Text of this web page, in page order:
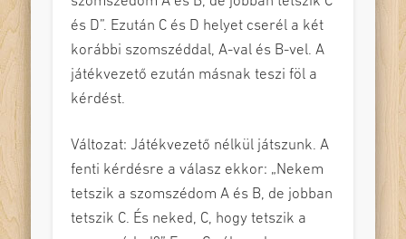
és D”. Ezután C és D helyet cserél a két
korábbi szomszéddal, A-val és B-vel. A
játékvezető ezután másnak teszi föl a
kérdést.
Változat: Játékvezető nélkül játszunk. A
fenti kérdésre a válasz ekkor: „Nekem
tetszik a szomszédom A és B, de jobban
tetszik C. És neked, C, hogy tetszik a